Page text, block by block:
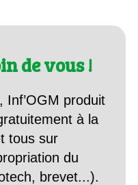
de vous !
Inf’OGM produit
à la
tous sur
du
brevet...).